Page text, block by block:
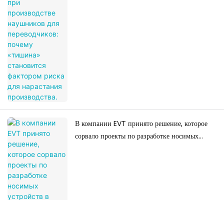
В компании EVT принято решение, которое
сорвало проекты по разработке носимых